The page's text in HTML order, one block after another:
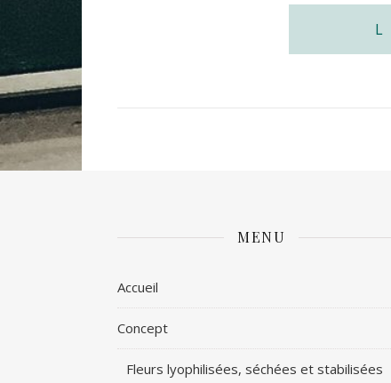
MENU
Accueil
Concept
Fleurs lyophilisées, séchées et stabilisées